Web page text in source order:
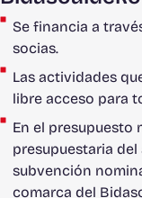
Se financia a
socias.
Las actividades
libre acceso para
En el presupuesto
presupuestaria del
subvención
comarca del